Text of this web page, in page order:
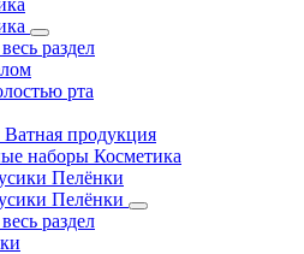
раздел
рта
продукция
наборы Косметика
Пелёнки
Пелёнки
раздел